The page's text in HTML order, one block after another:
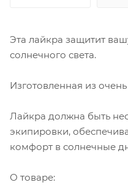
Эта лайкра защитит
солнечного света.
Изготовленная из
Лайкра должна быть
экипировки,
комфорт в солнечные
О товаре: